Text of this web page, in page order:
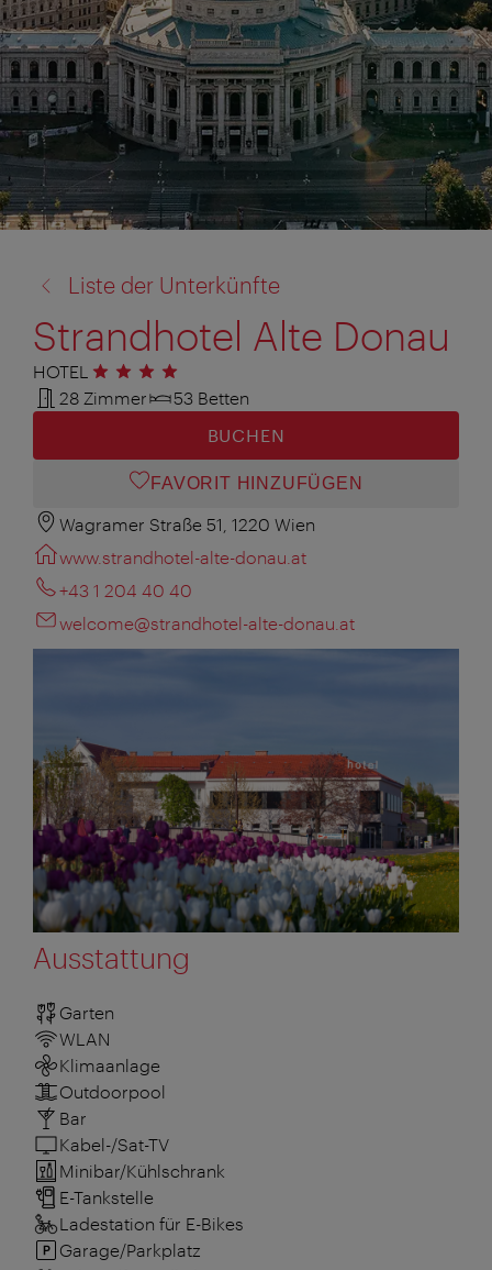
zu:
Liste der Unterkünfte
Strandhotel Alte Donau
HOTEL 4 Sterne
28 Zimmer
53 Betten
BUCHEN
FAVORIT HINZUFÜGEN
Wagramer Straße 51, 1220 Wien
www.strandhotel-alte-donau.at
+43 1 204 40 40
welcome@strandhotel-alte-donau.at
Ausstattung
Garten
WLAN
Klimaanlage
Outdoorpool
Bar
Kabel-/Sat-TV
Minibar/Kühlschrank
E-Tankstelle
Ladestation für E-Bikes
Garage/Parkplatz